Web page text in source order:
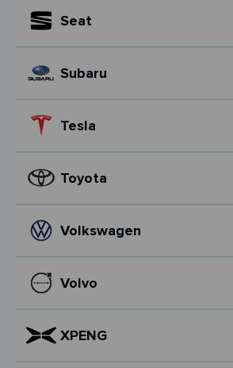
Seat
Subaru
Tesla
Toyota
Volkswagen
Volvo
XPENG